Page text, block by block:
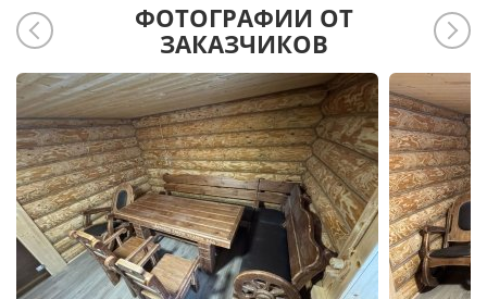
ФОТОГРАФИИ ОТ
ЗАКАЗЧИКОВ